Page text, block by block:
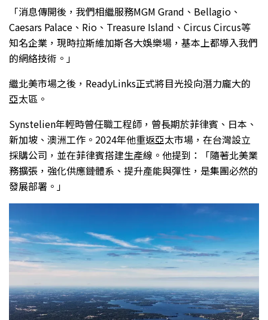
「消息傳開後，我們相繼服務MGM Grand、Bellagio、
Caesars Palace、Rio、Treasure Island、Circus Circus等
知名企業，現時拉斯維加斯各大娛樂場，基本上都導入我們
的網絡技術。」
繼北美市場之後，ReadyLinks正式將目光投向潛力龐大的
亞太區。
Synstelien年輕時曾任職工程師，曾長期於菲律賓、日本、
新加坡、澳洲工作。2024年他重返亞太市場，在台灣設立
採購公司，並在菲律賓搭建生產線。他提到：「隨著北美業
務擴張，強化供應鏈體系、提升產能與彈性，是集團必然的
發展部署。」